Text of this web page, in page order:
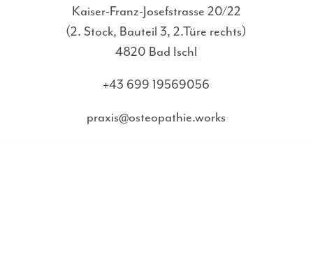
Kaiser-Franz-Josefstrasse 20/22
(2. Stock, Bauteil 3, 2.Türe rechts)
4820 Bad Ischl
+43 699 19569056
praxis@osteopathie.works